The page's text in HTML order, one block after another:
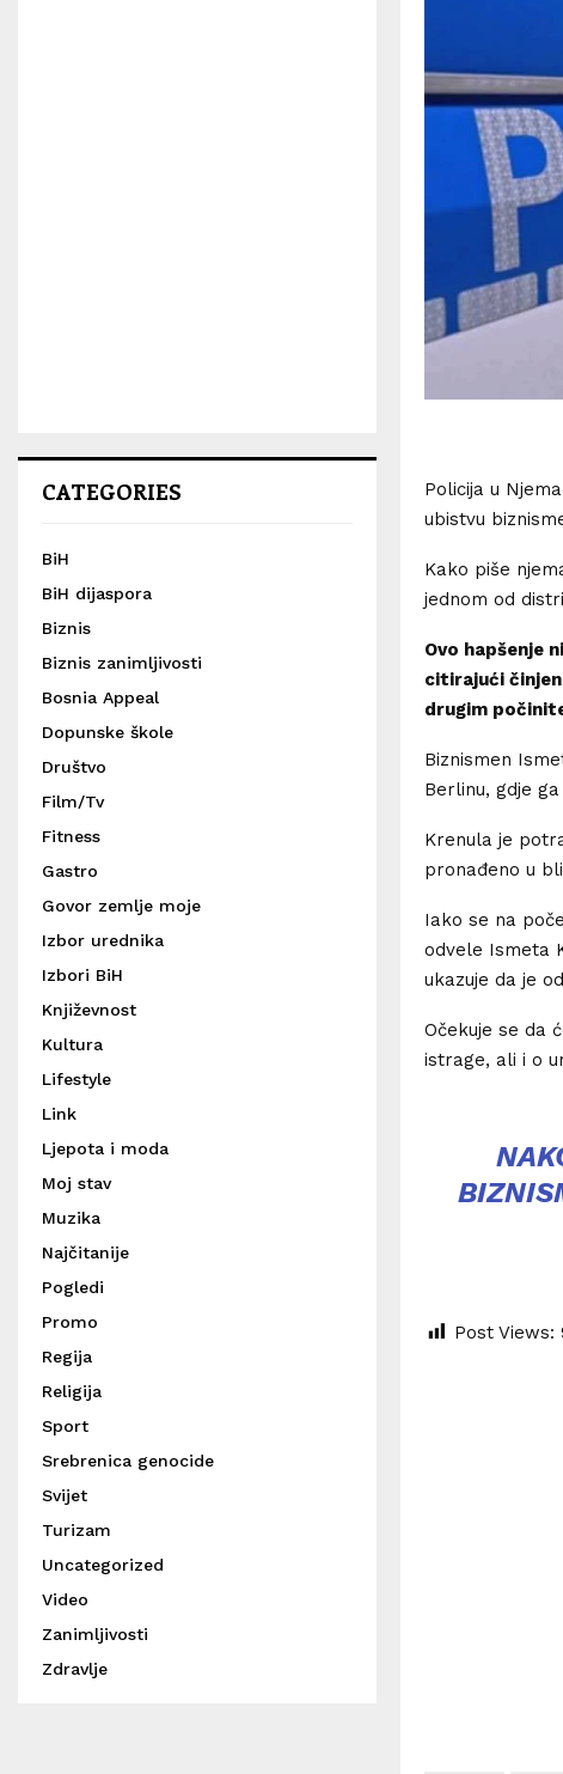
Policija u
ubistvu
Kako piše
jednom od
Ovo hapšenje
citirajući
drugim
Biznismen
Berlinu, gdje
Krenula je
pronađeno u
Iako se na
odvele Ismeta
ukazuje da je
Očekuje se da
istrage, ali i o
Post Views:
CATEGORIES
BiH
BiH dijaspora
Biznis
Biznis zanimljivosti
Bosnia Appeal
Dopunske škole
Društvo
Film/Tv
Fitness
Gastro
Govor zemlje moje
Izbor urednika
Izbori BiH
Književnost
Kultura
Lifestyle
Link
Ljepota i moda
Moj stav
Muzika
Najčitanije
Pogledi
Promo
Regija
Religija
Sport
Srebrenica genocide
Svijet
Turizam
Uncategorized
Video
Zanimljivosti
Zdravlje